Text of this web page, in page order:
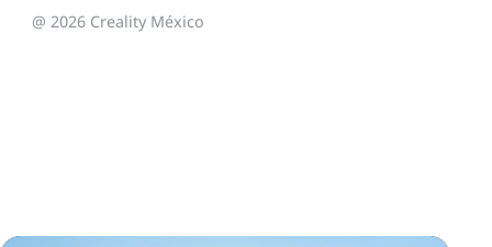
*CALIFIQUE SU NIVEL DE SATISFACCIÓN CON ESTA
@ 2026 Creality México